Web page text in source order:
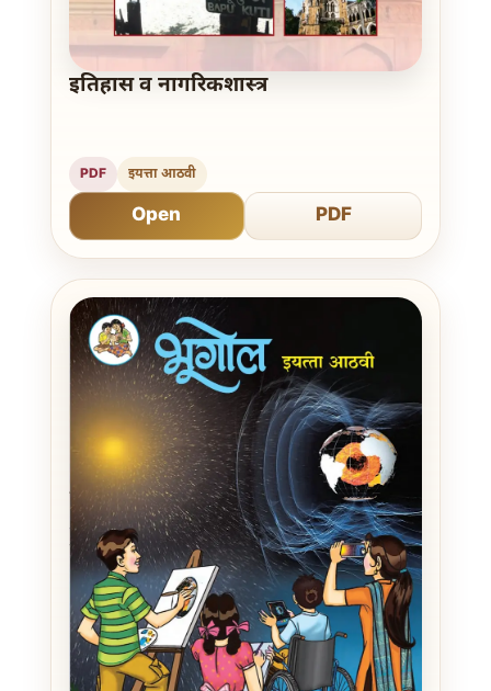
इतिहास व नागरिकशास्त्र
PDF इयत्ता आठवी
Open PDF